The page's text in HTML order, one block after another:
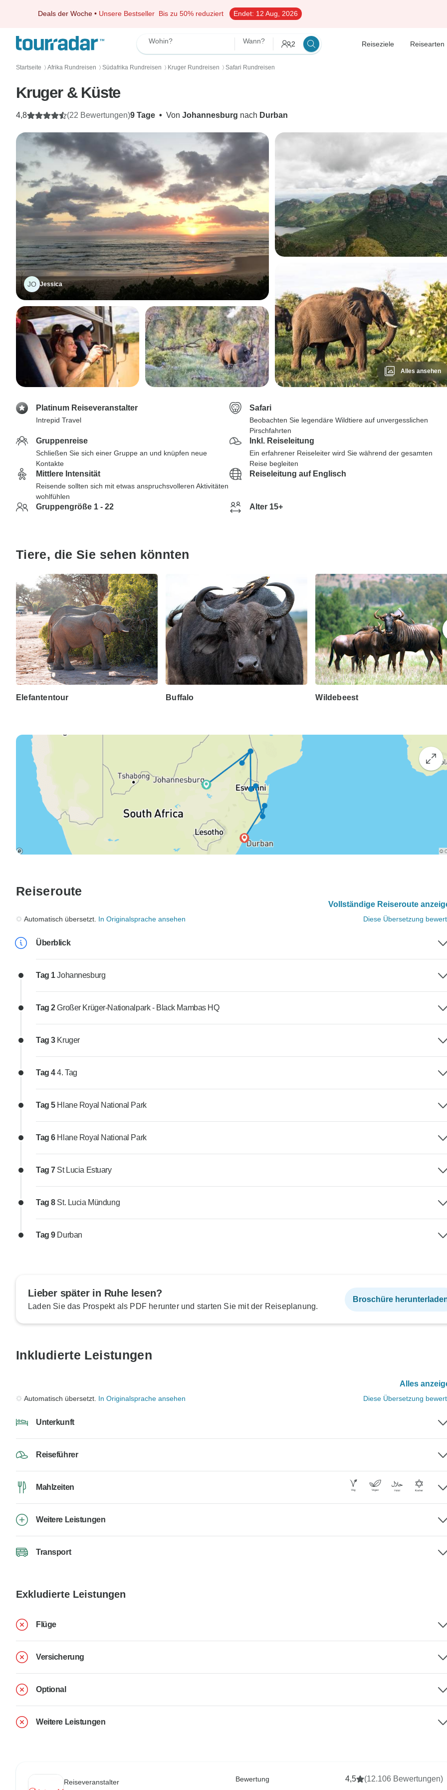
Deals der Woche • Unsere Bestseller Bis zu 50% reduziert Endet: 12 Aug, 2026
Wohin? Wann? 2 Reiseziele Reisearten
Startseite 〉 Afrika Rundreisen 〉 Südafrika Rundreisen 〉 Kruger Rundreisen 〉 Safari Rundreisen
Kruger & Küste
9 Tage • Von Johannesburg nach Durban
4,8 (22 Bewertungen)
JO Jessica
Alles ansehen
Platinum Reiseveranstalter
Intrepid Travel
Safari
Beobachten Sie legendäre Wildtiere auf unvergesslichen
Pirschfahrten
Gruppenreise
Schließen Sie sich einer Gruppe an und knüpfen neue
Kontakte
Inkl. Reiseleitung
Ein erfahrener Reiseleiter wird Sie während der gesamten
Reise begleiten
Mittlere Intensität
Reisende sollten sich mit etwas anspruchsvolleren Aktivitäten
wohlfühlen
Reiseleitung auf Englisch
Gruppengröße 1 - 22 Alter 15+
Tiere, die Sie sehen könnten
Elefantentour Buffalo Wildebeest
Reiseroute
Vollständige Reiseroute
Automatisch übersetzt. In Originalsprache ansehen Diese Übersetzung
Überblick
Tag 1Johannesburg
Tag 2Großer Krüger-Nationalpark - Black Mambas HQ
Tag 3 Kruger
Tag 44. Tag
Tag 5 Hlane Royal National Park
Tag 6 Hlane Royal National Park
Tag 7 St Lucia Estuary
Tag 8 St. Lucia Mündung
Tag 9 Durban
Lieber später in Ruhe lesen?
Laden Sie das Prospekt als PDF herunter und starten Sie mit der Reiseplanung.
Broschüre
Inkludierte Leistungen
Alles
Automatisch übersetzt. In Originalsprache ansehen Diese Übersetzung
Unterkunft
Reiseführer
Mahlzeiten
Weitere Leistungen
Transport
Exkludierte Leistungen
Flüge
Versicherung
Optional
Weitere Leistungen
Reiseveranstalter Bewertung 4,5 (12.106 Bewertungen)